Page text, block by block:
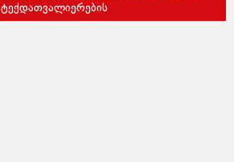
ტექდათვალიერების